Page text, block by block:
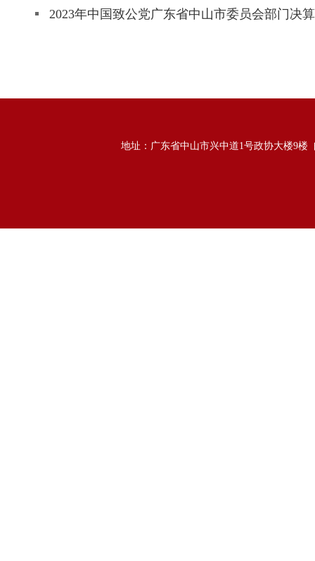
2023年中国致公党广东省中山市委员会部门决算
地址：广东省中山市兴中道1号政协大楼9楼